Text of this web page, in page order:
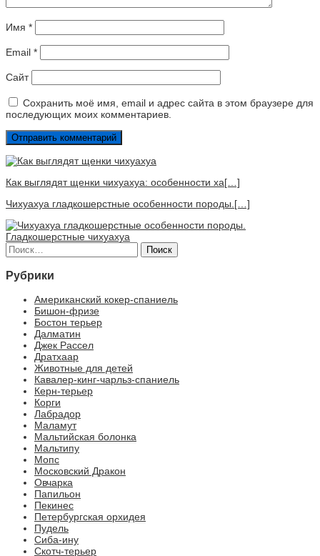
Имя *
Email *
Сайт
Сохранить моё имя, email и адрес сайта в этом браузере для
последующих моих комментариев.
Как выглядят щенки чихуахуа: особенности ха[…]
Чихуахуа гладкошерстные особенности породы.[…]
Найти:
Рубрики
Американский кокер-спаниель
Бишон-фризе
Бостон терьер
Далматин
Джек Рассел
Дратхаар
Животные для детей
Кавалер-кинг-чарльз-спаниель
Керн-терьер
Корги
Лабрадор
Маламут
Мальтийская болонка
Мальтипу
Мопс
Московский Дракон
Овчарка
Папильон
Пекинес
Петербургская орхидея
Пудель
Сиба-ину
Скотч-терьер